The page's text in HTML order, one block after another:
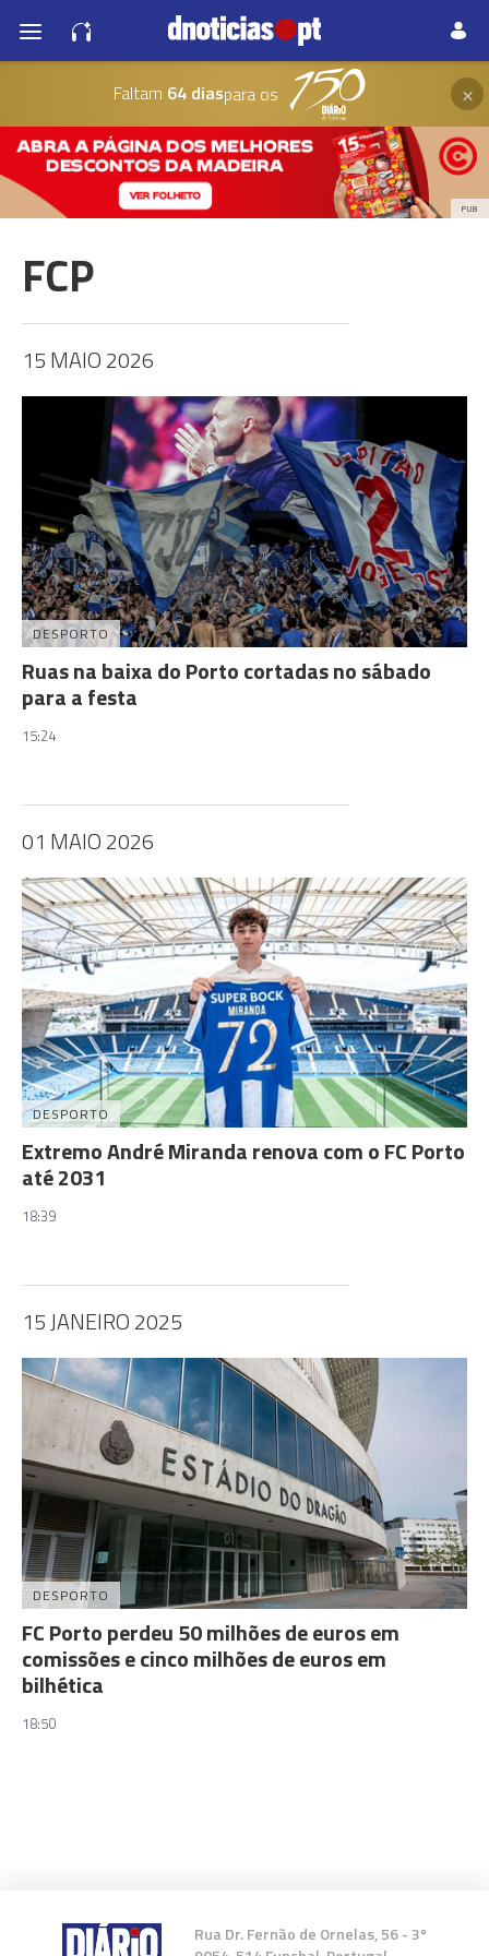
Faltam 64 diaspara os ×
PUB
FCP
15 MAIO 2026
DESPORTO
Ruas na baixa do Porto cortadas no sábado
para a festa
15:24
01 MAIO 2026
DESPORTO
Extremo André Miranda renova com o FC Porto
até 2031
18:39
15 JANEIRO 2025
DESPORTO
FC Porto perdeu 50 milhões de euros em
comissões e cinco milhões de euros em
bilhética
18:50
Rua Dr. Fernão de Ornelas, 56 - 3º